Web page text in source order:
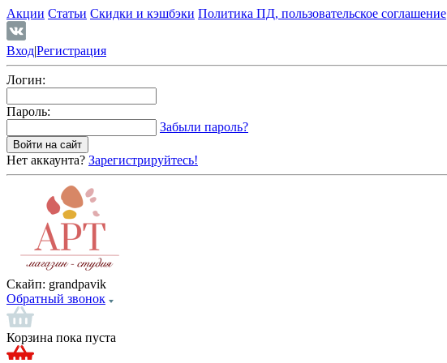
Акции Статьи Скидки и кэшбэки Политика ПД, пользовательское соглашение
Вход|Регистрация
Логин:
Пароль:
Забыли пароль?
Нет аккаунта? Зарегистрируйтесь!
Скайп: grandpavik
Обратный звонок
Корзина пока пуста